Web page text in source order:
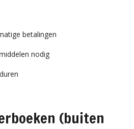
betalingen
nodig
(buiten